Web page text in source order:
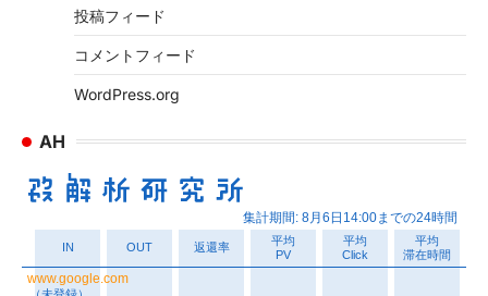
投稿フィード
コメントフィード
WordPress.org
AH